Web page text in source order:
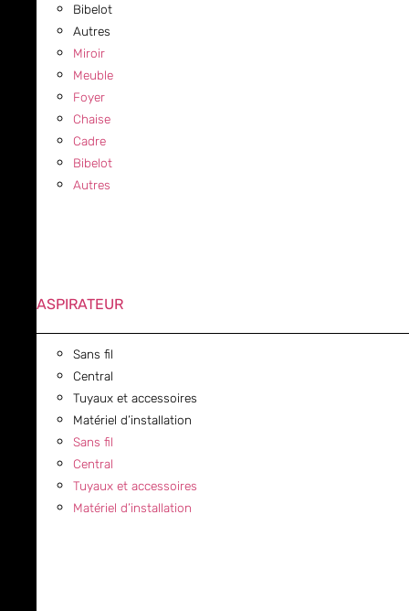
Bibelot
Autres
Miroir
Meuble
Foyer
Chaise
Cadre
Bibelot
Autres
ASPIRATEUR
Sans fil
Central
Tuyaux et accessoires
Matériel d’installation
Sans fil
Central
Tuyaux et accessoires
Matériel d’installation